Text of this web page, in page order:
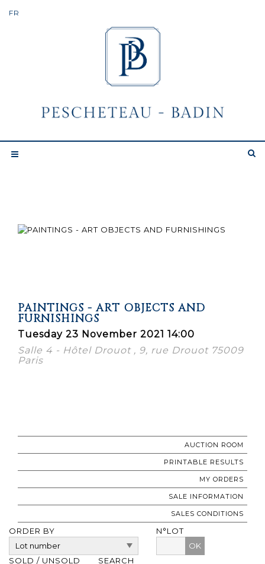
PAINTINGS - ART OBJECTS AND
FURNISHINGS
Tuesday 23 November 2021 14:00
Salle 4 - Hôtel Drouot , 9, rue Drouot 75009
Paris
AUCTION ROOM
PRINTABLE RESULTS
MY ORDERS
SALE INFORMATION
SALES CONDITIONS
ORDER BY
N°LOT
OK
SOLD / UNSOLD
SEARCH